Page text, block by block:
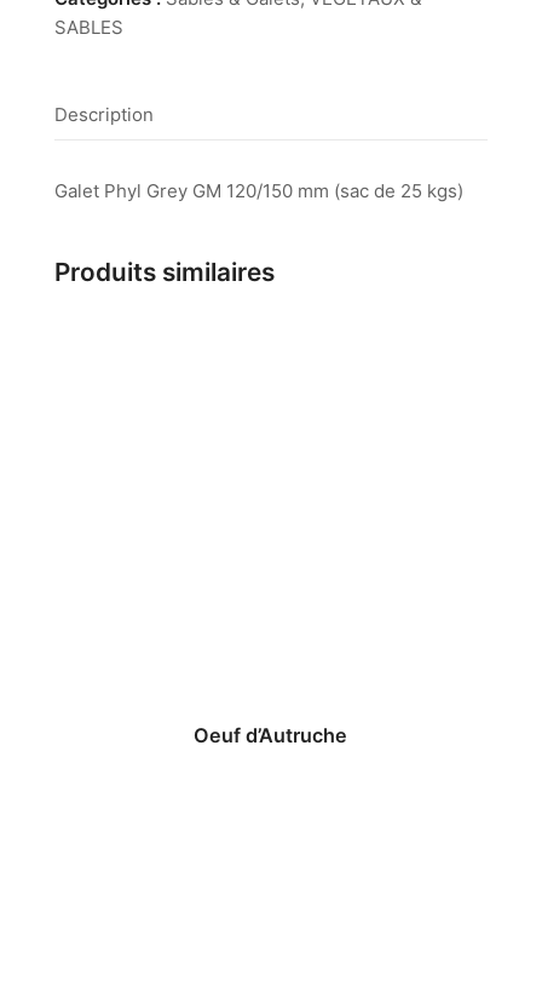
120/150
SABLES
Description
Galet Phyl Grey GM 120/150 mm (sac de 25 kgs)
Produits similaires
Oeuf d’Autruche